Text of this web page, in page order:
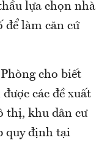
lựa chọn nhà
làm căn cứ
cho biết
các đề xuất
thị, khu dân cư
quy định tại